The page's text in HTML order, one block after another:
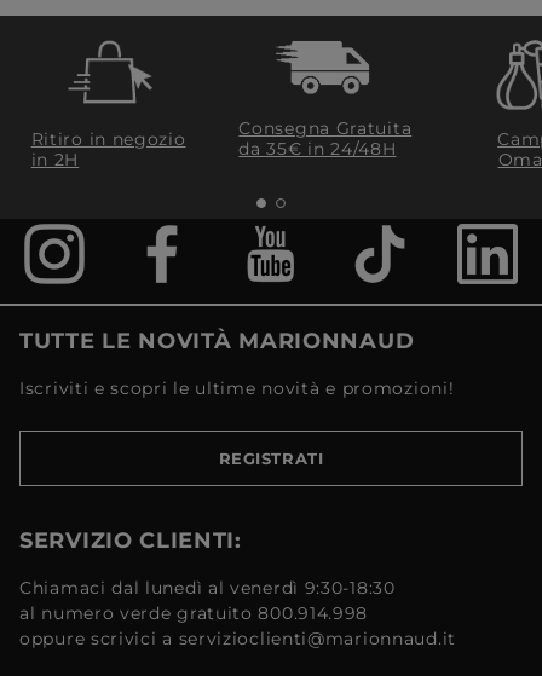
Ritiro in negozio
in 2H
Consegna Gratuita
da 35€​ in 24/48H
TUTTE LE NOVITÀ MARIONNAUD
Iscriviti e scopri le ultime novità e promozioni!
REGISTRATI
SERVIZIO CLIENTI:
Chiamaci dal lunedì al venerdì 9:30-18:30
al numero verde gratuito 800.914.998
oppure scrivici a servizioclienti@marionnaud.it